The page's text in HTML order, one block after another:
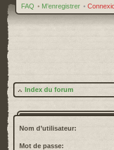
FAQ • M’enregistrer •
Index du forum
Nom d’utilisateur:
Mot de passe: